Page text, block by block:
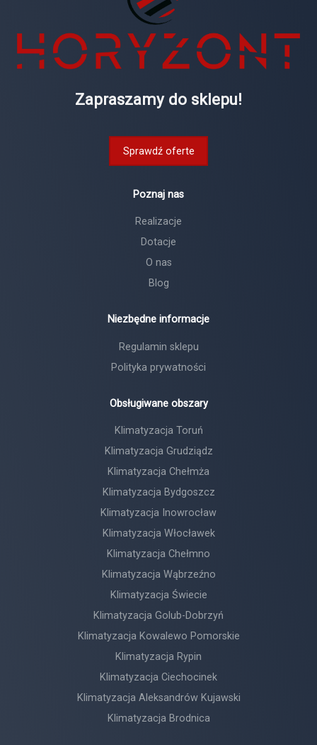
Zapraszamy do sklepu!
Sprawdź oferte
Poznaj nas
Realizacje
Dotacje
O nas
Blog
Niezbędne informacje
Regulamin sklepu
Polityka prywatności
Obsługiwane obszary
Klimatyzacja Toruń
Klimatyzacja Grudziądz
Klimatyzacja Chełmża
Klimatyzacja Bydgoszcz
Klimatyzacja Inowrocław
Klimatyzacja Włocławek
Klimatyzacja Chełmno
Klimatyzacja Wąbrzeźno
Klimatyzacja Świecie
Klimatyzacja Golub-Dobrzyń
Klimatyzacja Kowalewo Pomorskie
Klimatyzacja Rypin
Klimatyzacja Ciechocinek
Klimatyzacja Aleksandrów Kujawski
Klimatyzacja Brodnica